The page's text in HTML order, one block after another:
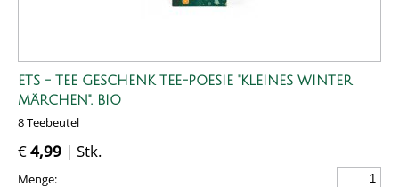
ETS - TEE GESCHENK TEE-POESIE "KLEINES WINTER
MÄRCHEN", BIO
8 Teebeutel
€4,99 | Stk.
Menge: